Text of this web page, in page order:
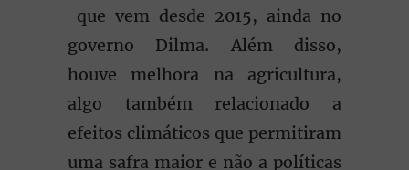
que vem desde 2015, ainda no
governo Dilma. Além disso,
houve melhora na agricultura,
algo também relacionado a
efeitos climáticos que permitiram
uma safra maior e não a políticas